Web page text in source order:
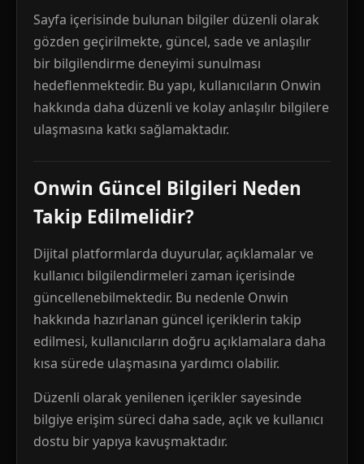
Sayfa içerisinde bulunan bilgiler düzenli olarak
gözden geçirilmekte, güncel, sade ve anlaşılır
bir bilgilendirme deneyimi sunulması
hedeflenmektedir. Bu yapı, kullanıcıların Onwin
hakkında daha düzenli ve kolay anlaşılır bilgilere
ulaşmasına katkı sağlamaktadır.
Onwin Güncel Bilgileri Neden
Takip Edilmelidir?
Dijital platformlarda duyurular, açıklamalar ve
kullanıcı bilgilendirmeleri zaman içerisinde
güncellenebilmektedir. Bu nedenle Onwin
hakkında hazırlanan güncel içeriklerin takip
edilmesi, kullanıcıların doğru açıklamalara daha
kısa sürede ulaşmasına yardımcı olabilir.
Düzenli olarak yenilenen içerikler sayesinde
bilgiye erişim süreci daha sade, açık ve kullanıcı
dostu bir yapıya kavuşmaktadır.